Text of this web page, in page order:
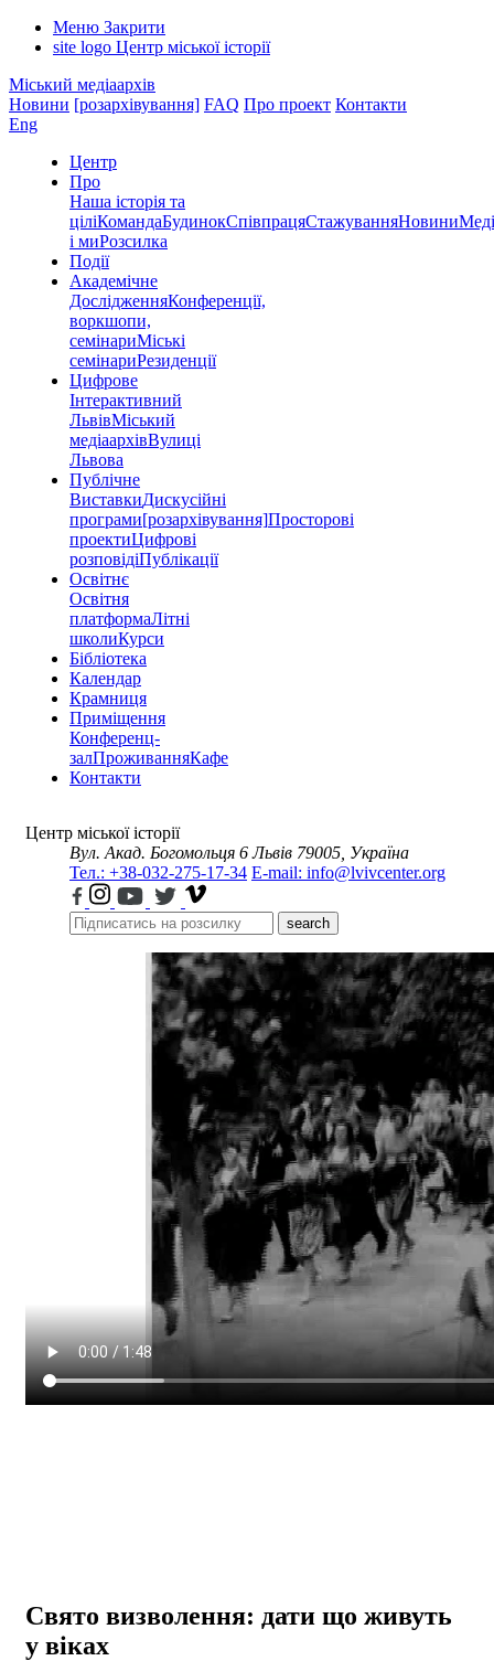
Меню Закрити
site logo Центр міської історії
Міський медіаархів
Новини [розархівування] FAQ Про проект Контакти
Eng
Центр
Про
Наша історія та
ціліКомандаБудинокСпівпрацяСтажуванняНовини
і миРозсилка
Події
Академічне
ДослідженняКонференції,
воркшопи,
семінариМіські
семінариРезиденції
Цифрове
Інтерактивний
ЛьвівМіський
медіаархівВулиці
Львова
Публічне
ВиставкиДискусійні
програми[розархівування]Просторові
проектиЦифрові
розповідіПублікації
Освітнє
Освітня
платформаЛітні
школиКурси
Бібліотека
Календар
Крамниця
Приміщення
Конференц-
залПроживанняКафе
Контакти
Центр міської історії
Вул. Акад. Богомольця 6 Львів 79005, Україна
Тел.: +38-032-275-17-34 E-mail: info@lvivcenter.org
search
Свято визволення: дати що живуть
у віках